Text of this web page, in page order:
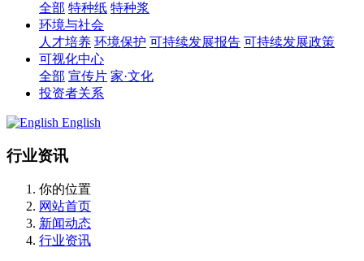
全部 特种纸 特种浆
环境与社会
人才培养 环境保护 可持续发展报告 可持续发展政策
可视化中心
全部 宣传片 家·文化
投资者关系
English
行业资讯
你的位置
网站首页
新闻动态
行业资讯